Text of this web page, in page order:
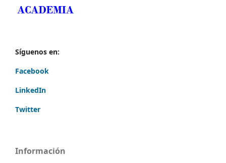
Síguenos en:
Facebook
LinkedIn
Twitter
Información